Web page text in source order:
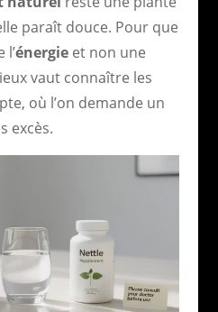
paraît douce. Pour que
énergieet non une
vaut connaître les
où l’on demande un
excès.